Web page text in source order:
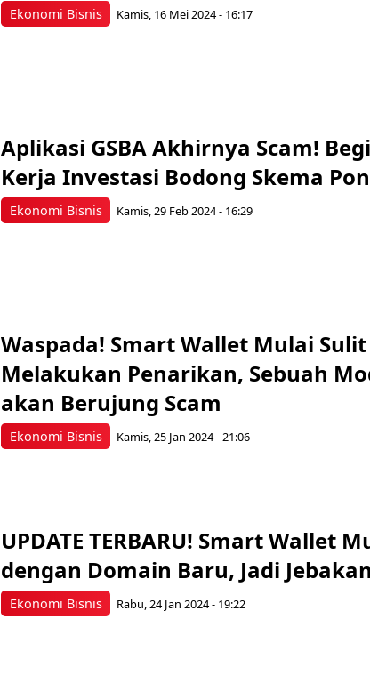
Ekonomi Bisnis Kamis, 16 Mei 2024 - 16:17
Ekonomi Bisnis
Aplikasi GSBA Akhirnya Scam!
Kerja Investasi Bodong Skema
Kamis, 29 Feb 2024 - 16:29
Ekonomi Bisnis
Waspada! Smart Wallet Mulai Sulit
Melakukan Penarikan, Sebuah
akan Berujung Scam
Kamis, 25 Jan 2024 - 21:06
Ekonomi Bisnis
UPDATE TERBARU! Smart Wallet
dengan Domain Baru, Jadi
Rabu, 24 Jan 2024 - 19:22